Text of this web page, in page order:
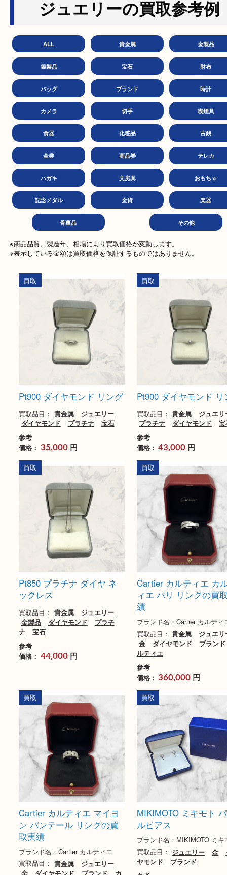
ジュエリーの買取参考
銀製品 宝石
バッグ ブランド
カメラ 切手 喫煙
食器 化粧品 古銭
金券 商品券
ハガキ おも
記念メダル 金貨
※商品品質、製造年、相場により買取価格が変動します。
※表示している金額は買取価格を保証するものではありません。
Pt900 ダイヤモンド リング
買取品目： 貴金属 ジュエリー
ダイヤモンド プラチナ
宝石
35,000 円
Pt900 ダイヤモン
買取品目： 貴金属 ジ
プラチナ
ダイヤモン
参考
価格：
円
Pt850 プラチナ ダイヤ ネ
買取品目： 貴金属 ジュエリー
金製品 ダイヤモンド
宝石
参考
価格：
44,000
買取
Cartier カルティ
ィエ パリ リング
績
ブランド名：Cartier カ
買取品目：
貴金属
ジ
金
ダイヤモンド
ブ
ルティエ
参考
価格：
360,000 円